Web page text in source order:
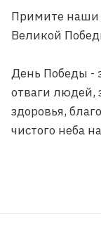
Примите наши
Великой
День Победы -
отваги
здоровья,
чистого неба